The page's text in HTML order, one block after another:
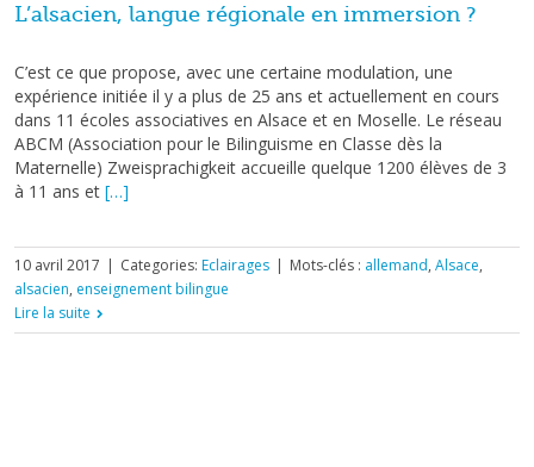
L’alsacien, langue régionale en immersion ?
C’est ce que propose, avec une certaine modulation, une
expérience initiée il y a plus de 25 ans et actuellement en cours
dans 11 écoles associatives en Alsace et en Moselle. Le réseau
ABCM (Association pour le Bilinguisme en Classe dès la
Maternelle) Zweisprachigkeit accueille quelque 1200 élèves de 3
à 11 ans et […]
10 avril 2017 | Categories: Eclairages | Mots-clés : allemand, Alsace,
alsacien, enseignement bilingue
Lire la suite